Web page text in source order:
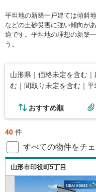
平坦地の新築一戸建ては傾斜
などの土砂災害に強い傾向が
適です。平坦地の理想の新築
う。
山形県｜価格未定を含む
む｜間取り未定を含む｜
おすすめ順
40 件
すべての物件をチ
山形市印役町5丁目